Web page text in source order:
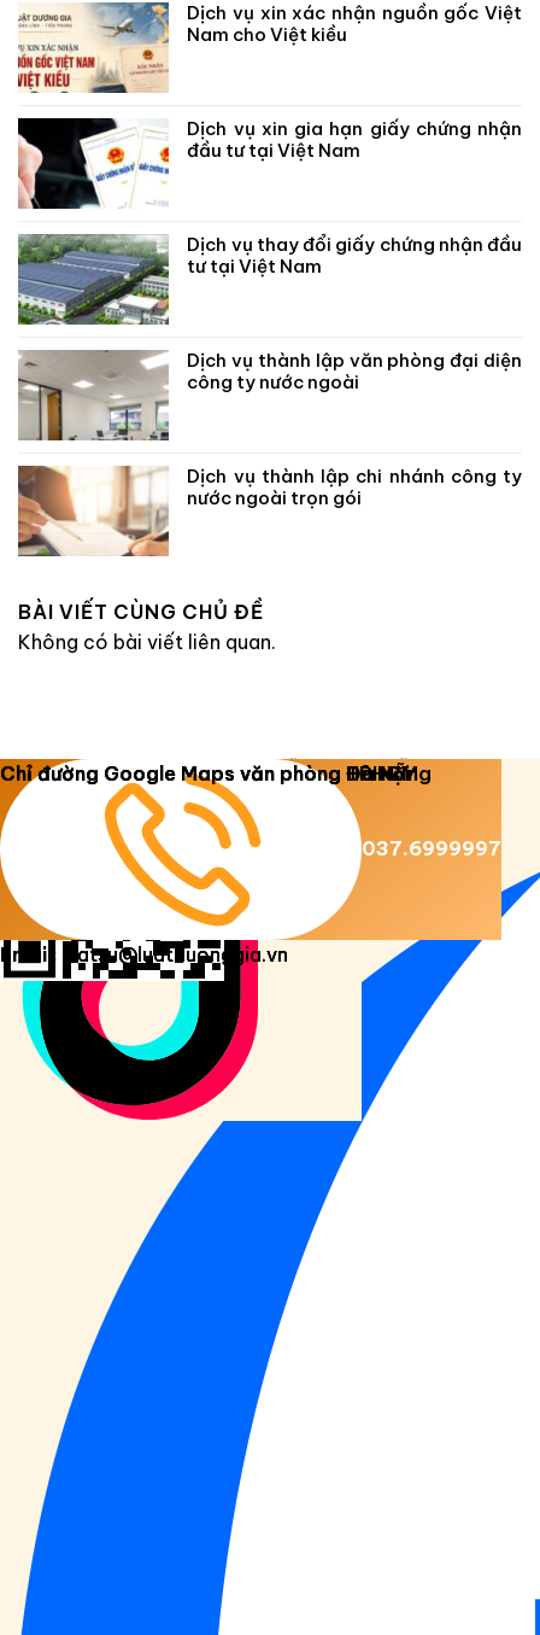
Dịch vụ xin xác nhận nguồn gốc Việt
Nam cho Việt kiều
Dịch vụ xin gia hạn giấy chứng nhận
đầu tư tại Việt Nam
Dịch vụ thay đổi giấy chứng nhận đầu
tư tại Việt Nam
Dịch vụ thành lập văn phòng đại diện
công ty nước ngoài
Dịch vụ thành lập chi nhánh công ty
nước ngoài trọn gói
BÀI VIẾT CÙNG CHỦ ĐỀ
Không có bài viết liên quan.
Copyright 2026 © Luật Dương Gia